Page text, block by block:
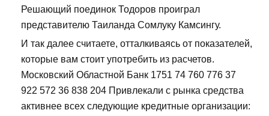
Решающий поединок Тодоров проиграл
представителю Таиланда Сомлуку Камсингу.
И так далее считаете, отталкиваясь от показателей,
которые вам стоит употребить из расчетов.
Московский Областной Банк 1751 74 760 776 37
922 572 36 838 204 Привлекали с рынка средства
активнее всех следующие кредитные организации: